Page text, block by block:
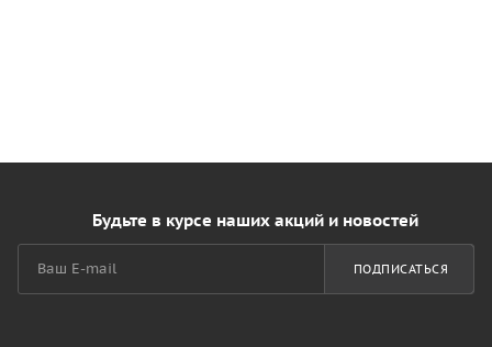
Будьте в курсе наших акций и новостей
ПОДПИСАТЬСЯ